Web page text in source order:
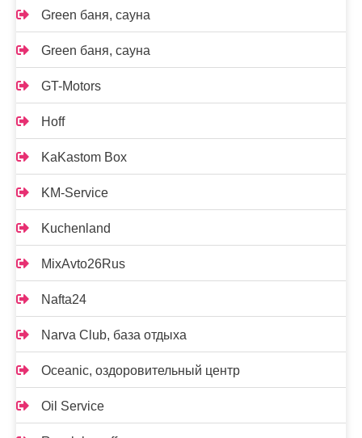
Green баня, сауна
Green баня, сауна
GT-Motors
Hoff
KaKastom Box
KM-Service
Kuchenland
MixAvto26Rus
Nafta24
Narva Club, база отдыха
Oceanic, оздоровительный центр
Oil Service